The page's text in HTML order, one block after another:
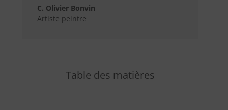
C. Olivier Bonvin
Artiste peintre
Table des matières